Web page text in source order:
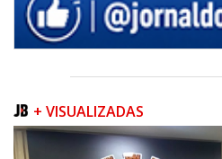
+ VISUALIZADAS